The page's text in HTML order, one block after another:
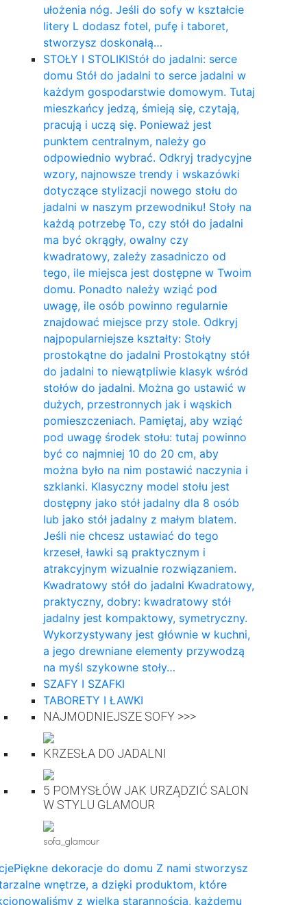
ułożenia nóg. Jeśli do sofy w kształcie
litery L dodasz fotel, pufę i taboret,
stworzysz doskonałą…
STOŁY I STOLIKIStół do jadalni: serce
domu Stół do jadalni to serce jadalni w
każdym gospodarstwie domowym. Tutaj
mieszkańcy jedzą, śmieją się, czytają,
pracują i uczą się. Ponieważ jest
punktem centralnym, należy go
odpowiednio wybrać. Odkryj tradycyjne
wzory, najnowsze trendy i wskazówki
dotyczące stylizacji nowego stołu do
jadalni w naszym przewodniku! Stoły na
każdą potrzebę To, czy stół do jadalni
ma być okrągły, owalny czy
kwadratowy, zależy zasadniczo od
tego, ile miejsca jest dostępne w Twoim
domu. Ponadto należy wziąć pod
uwagę, ile osób powinno regularnie
znajdować miejsce przy stole. Odkryj
najpopularniejsze kształty: Stoły
prostokątne do jadalni Prostokątny stół
do jadalni to niewątpliwie klasyk wśród
stołów do jadalni. Można go ustawić w
dużych, przestronnych jak i wąskich
pomieszczeniach. Pamiętaj, aby wziąć
pod uwagę środek stołu: tutaj powinno
być co najmniej 10 do 20 cm, aby
można było na nim postawić naczynia i
szklanki. Klasyczny model stołu jest
dostępny jako stół jadalny dla 8 osób
lub jako stół jadalny z małym blatem.
Jeśli nie chcesz ustawiać do tego
krzeseł, ławki są praktycznym i
atrakcyjnym wizualnie rozwiązaniem.
Kwadratowy stół do ​​jadalni Kwadratowy,
praktyczny, dobry: kwadratowy stół
jadalny jest kompaktowy, symetryczny.
Wykorzystywany jest głównie w kuchni,
a jego drewniane elementy przywodzą
na myśl szykowne stoły…
SZAFY I SZAFKI
TABORETY I ŁAWKI
NAJMODNIEJSZE SOFY >>>
KRZESŁA DO JADALNI
5 POMYSŁÓW JAK URZĄDZIĆ SALON
W STYLU GLAMOUR
sofa_glamour
Piękne dekoracje do domu Z nami stworzysz
wnętrze, a dzięki produktom, które
z wielką starannością, każdemu